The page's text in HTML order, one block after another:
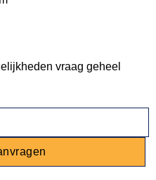
vraag geheel
aantal